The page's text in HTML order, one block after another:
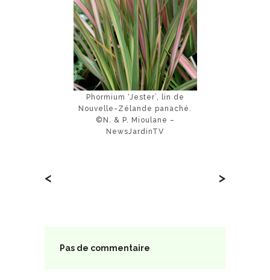
Phormium ‘Jester’, lin de
Nouvelle-Zélande panaché.
©N. & P. Mioulane –
NewsJardinTV
< >
Pas de commentaire